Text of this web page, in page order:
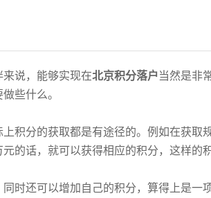
说，能够实现在北京积分落户当然是非
些什么。
上积分的获取都是有途径的。例如在获取
的话，就可以获得相应的积分，这样的
时还可以增加自己的积分，算得上是一